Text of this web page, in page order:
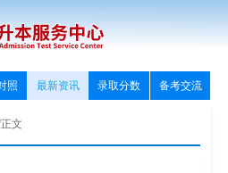
照 最新资讯 录取分数 备考交流
正文